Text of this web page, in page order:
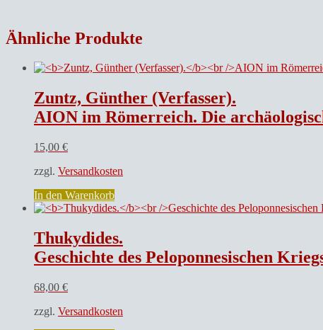
Ähnliche Produkte
Zuntz, Günther (Verfasser).
AION im Römerreich. Die
15,00 €
zzgl. Versandkosten
In den Warenkorb
Thukydides.
Geschichte des Peloponnesischen
68,00 €
zzgl. Versandkosten